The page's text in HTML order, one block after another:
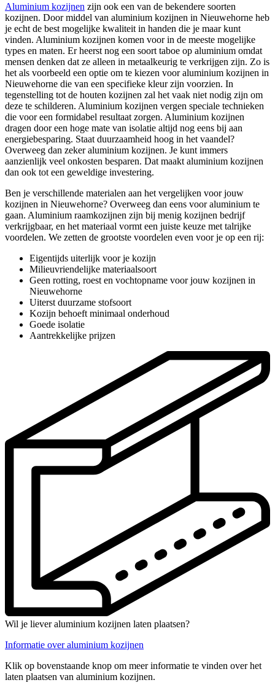
Aluminium kozijnen zijn ook een van de bekendere soorten
kozijnen. Door middel van aluminium kozijnen in Nieuwehorne heb
je echt de best mogelijke kwaliteit in handen die je maar kunt
vinden. Aluminium kozijnen komen voor in de meeste mogelijke
types en maten. Er heerst nog een soort taboe op aluminium omdat
mensen denken dat ze alleen in metaalkeurig te verkrijgen zijn. Zo is
het als voorbeeld een optie om te kiezen voor aluminium kozijnen in
Nieuwehorne die van een specifieke kleur zijn voorzien. In
tegenstelling tot de houten kozijnen zal het vaak niet nodig zijn om
deze te schilderen. Aluminium kozijnen vergen speciale technieken
die voor een formidabel resultaat zorgen. Aluminium kozijnen
dragen door een hoge mate van isolatie altijd nog eens bij aan
energiebesparing. Staat duurzaamheid hoog in het vaandel?
Overweeg dan zeker aluminium kozijnen. Je kunt immers
aanzienlijk veel onkosten besparen. Dat maakt aluminium kozijnen
dan ook tot een geweldige investering.
Ben je verschillende materialen aan het vergelijken voor jouw
kozijnen in Nieuwehorne? Overweeg dan eens voor aluminium te
gaan. Aluminium raamkozijnen zijn bij menig kozijnen bedrijf
verkrijgbaar, en het materiaal vormt een juiste keuze met talrijke
voordelen. We zetten de grootste voordelen even voor je op een rij:
Eigentijds uiterlijk voor je kozijn
Milieuvriendelijke materiaalsoort
Geen rotting, roest en vochtopname voor jouw kozijnen in
Nieuwehorne
Uiterst duurzame stofsoort
Kozijn behoeft minimaal onderhoud
Goede isolatie
Aantrekkelijke prijzen
Wil je liever aluminium kozijnen laten plaatsen?
Informatie over aluminium kozijnen
Klik op bovenstaande knop om meer informatie te vinden over het
laten plaatsen van aluminium kozijnen.